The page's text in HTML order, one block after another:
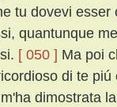
tu dovevi esser
quantunque
[ 050 ] Ma poi
di te
dimostrata